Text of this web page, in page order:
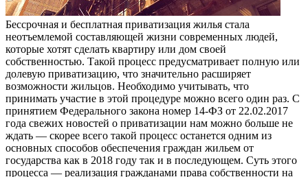
Бессрочная и бесплатная приватизация жилья стала
неотъемлемой составляющей жизни современных людей,
которые хотят сделать квартиру или дом своей
собственностью. Такой процесс предусматривает полную или
долевую приватизацию, что значительно расширяет
возможности жильцов. Необходимо учитывать, что
принимать участие в этой процедуре можно всего один раз. С
принятием Федерального закона номер 14-ФЗ от 22.02.2017
года свежих новостей о приватизации нам можно больше не
ждать — скорее всего такой процесс останется одним из
основных способов обеспечения граждан жильем от
государства как в 2018 году так и в последующем. Суть этого
процесса — реализация гражданами права собственности на